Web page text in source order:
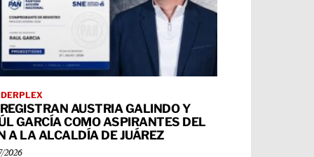
AUSTRIA GALINDO Y
GARCÍA COMO ASPIRANTES DEL
A LA ALCALDÍA DE JUÁREZ
2026